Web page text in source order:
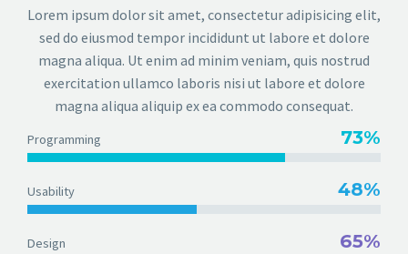
Lorem ipsum dolor sit amet, consectetur adipisicing elit,
sed do eiusmod tempor incididunt ut labore et dolore
magna aliqua. Ut enim ad minim veniam, quis nostrud
exercitation ullamco laboris nisi ut labore et dolore
magna aliqua aliquip ex ea commodo consequat.
Programming 73%
Usability 48%
Design 65%